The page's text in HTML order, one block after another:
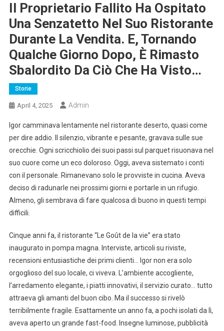
Il Proprietario Fallito Ha Ospitato
Una Senzatetto Nel Suo Ristorante
Durante La Vendita. E, Tornando
Qualche Giorno Dopo, È Rimasto
Sbalordito Da Ciò Che Ha Visto…
Storie
April 4, 2025 Admin
Igor camminava lentamente nel ristorante deserto, quasi come
per dire addio. Il silenzio, vibrante e pesante, gravava sulle sue
orecchie. Ogni scricchiolio dei suoi passi sul parquet risuonava nel
suo cuore come un eco doloroso. Oggi, aveva sistemato i conti
con il personale. Rimanevano solo le provviste in cucina. Aveva
deciso di radunarle nei prossimi giorni e portarle in un rifugio.
Almeno, gli sembrava di fare qualcosa di buono in questi tempi
difficili.
Cinque anni fa, il ristorante “Le Goût de la vie” era stato
inaugurato in pompa magna. Interviste, articoli su riviste,
recensioni entusiastiche dei primi clienti… Igor non era solo
orgoglioso del suo locale, ci viveva. L’ambiente accogliente,
l’arredamento elegante, i piatti innovativi, il servizio curato… tutto
attraeva gli amanti del buon cibo. Ma il successo si rivelò
terribilmente fragile. Esattamente un anno fa, a pochi isolati da lì,
aveva aperto un grande fast-food. Insegne luminose, pubblicità